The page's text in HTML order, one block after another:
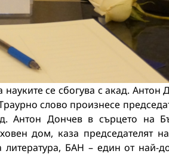
науките се сбогува с акад.
слово произнесе
Антон Дончев в сърцето на
дом, каза председателят
литература, БАН – един от най-